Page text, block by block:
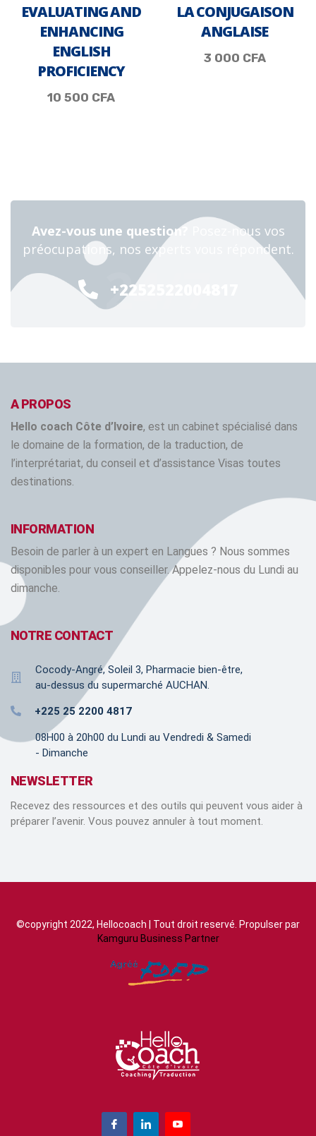
EVALUATING AND
ENHANCING
ENGLISH
PROFICIENCY
10 500 CFA
LA CONJUGAISON
ANGLAISE
3 000 CFA
Avez-vous une question?
Posez-nous vos
préocupations, nos experts vous répondent.
+2252522004817
24/7
A PROPOS
Hello coach Côte d’Ivoire, est un cabinet spécialisé dans
le domaine de la formation, de la traduction, de
l’interprétariat, du conseil et d’assistance Visas toutes
destinations.
INFORMATION
Besoin de parler à un expert en Langues ? Nous sommes
disponibles pour vous conseiller. Appelez-nous du Lundi au
dimanche.
NOTRE CONTACT
Cocody-Angré, Soleil 3, Pharmacie bien-être,
au-dessus du supermarché AUCHAN.
+225 25 2200 4817
08H00 à 20h00 du Lundi au Vendredi & Samedi
- Dimanche
NEWSLETTER
Recevez des ressources et des outils qui peuvent vous aider à
préparer l’avenir. Vous pouvez annuler à tout moment.
©copyright 2022, Hellocoach | Tout droit reservé. Propulser par
Kamguru Business Partner